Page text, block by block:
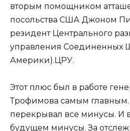
вторым помощником
посольства США Джоном
резидент Центрального
управления Соединенных
Америки).ЦРУ.
Этот плюс был в работе
Трофимова самым главным.
перекрывал все минусы. И
будущем минусы. За